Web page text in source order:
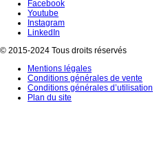
Facebook
Youtube
Instagram
LinkedIn
© 2015-2024 Tous droits réservés
Mentions légales
Conditions générales de vente
Conditions générales d’utilisation
Plan du site